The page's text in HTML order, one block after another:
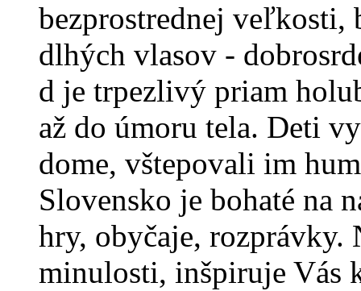
bezprostrednej
dlhých vlasov -
d je trpezlivý priam
až do úmoru tela. Deti
dome, vštepovali im
Slovensko je bohaté na
hry, obyčaje, rozprávky.
minulosti, inšpiruje Vás